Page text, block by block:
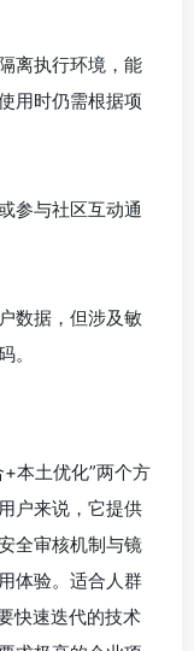
离执行环境，能
用时仍需根据项
参与社区互动通
数据，但涉及敏
。
本土优化”两个方
户来说，它提供
全审核机制与镜
体验。适合人群
快速迭代的技术